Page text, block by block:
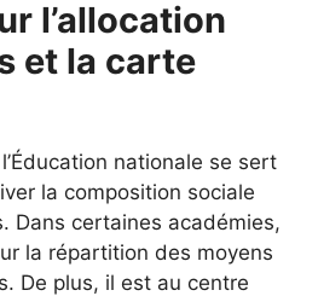
l’allocation
et la carte
nationale se sert
la composition sociale
Dans certaines académies,
la répartition des moyens
De plus, il est au centre